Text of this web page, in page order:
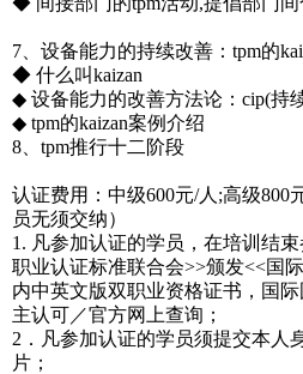
7、设备能力的持续改善：tpm的
◆ 什么叫kaizan
◆ 设备能力的改善方法论：cip(持
◆ tpm的kaizan案例介绍
8、tpm推行十二阶段
认证费用：中级600元/人;高级800
员无须交纳）
1. 凡参加认证的学员，在培训结
职业认证标准联合会>>颁发<<国
内中英文版双职业资格证书，国
主认可／官方网上查询；
2．凡参加认证的学员须提交本人
片；